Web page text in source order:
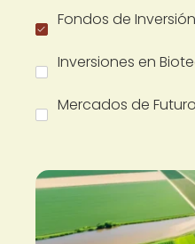
Fondos de
Inversiones en
Mercados de